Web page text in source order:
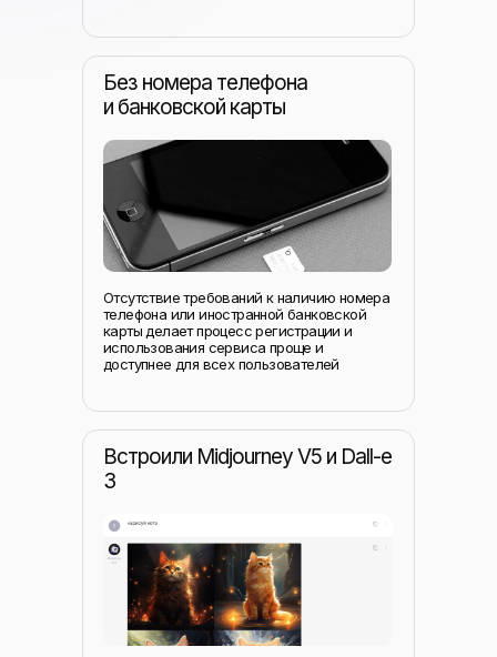
Встроили Midjourney V5 и Dall-e
3
Без номера телефона
и банковской карты
Отсутствие требований к наличию номера
телефона или иностранной банковской
карты делает процесс регистрации и
использования сервиса проще и
доступнее для всех пользователей